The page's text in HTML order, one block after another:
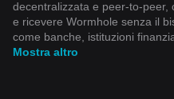
decentralizzata e peer-to-peer,
e ricevere Wormhole senza il
come banche, istituzioni
Mostra altro